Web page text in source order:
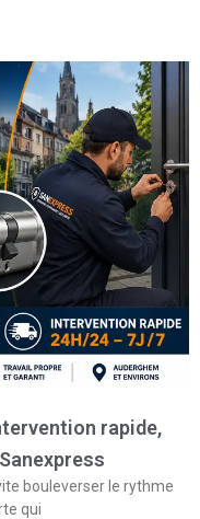
rapide,
bouleverser le rythme
qui